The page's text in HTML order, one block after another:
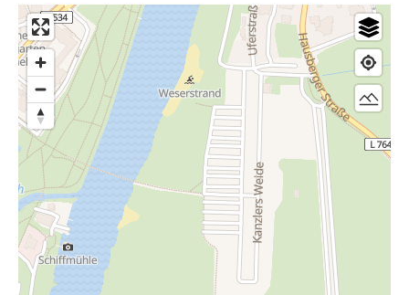
Sie starten Ihre Tour an der Tourist-Information in Minden
und fahren entlang am ZOB die Lindenstraße bis kurz vor
dem so genannten Simeonsplatz. Auf dem
Simeonsplatz
befindet sich das beeindruckendePreußenmuseum
, auf der
linken Seite der Straße sehen Sie das ehemalige
Garnisonslazarett
. Hinter diesem mit Portasandstein
verblendeten Gebäude befinden sich heutzutage die
Verbraucherzentrale sowie einige Teile der
Kreisverwaltung. Direkt nebenan ist die Kreisverwaltung
des Kreises Minden-Lübbecke untergebracht. Auf der
rechten Straßenseite schließt sich den klassizistischen
Bauten der Preußenzeit ein bemerkenswerter Entwurf des
Tessiner Architekten Mario Botta an - das
Verwaltungsgebäude der HARTING KGaA.
Durch das
Simeonsglacis gelangen Sie zur
, einem